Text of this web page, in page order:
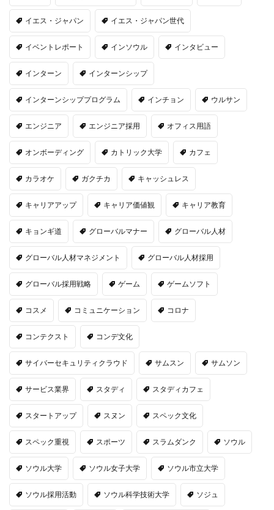
イエス・ジャパン イエス・ジャパン世代
イベントレポート インソウル インタビュー
インターン インターンシップ
インターンシッププログラム インチョン ウルサン
エンジニア エンジニア採用 オフィス用語
オンボーディング カトリック大学 カフェ
カラオケ ガクチカ キャッシュレス
キャリアアップ キャリア価値観 キャリア教育
キョンギ道 グローバルマナー グローバル人材
グローバル人材マネジメント グローバル人材採用
グローバル採用戦略 ゲーム ゲームソフト
コスメ コミュニケーション コロナ
コンテクスト コンデ文化
サイバーセキュリティクラウド サムスン サムソン
サービス業界 スタディ スタディカフェ
スタートアップ スヌン スペック文化
スペック重視 スポーツ スラムダンク ソウル
ソウル大学 ソウル女子大学 ソウル市立大学
ソウル採用活動 ソウル科学技術大学 ソジュ